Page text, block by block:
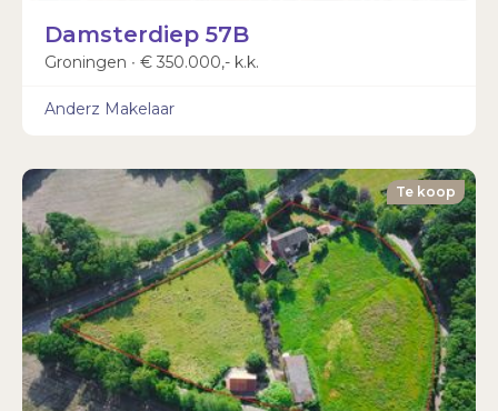
Damsterdiep 57B
Groningen ∙ € 350.000,- k.k.
Anderz Makelaar
Te koop